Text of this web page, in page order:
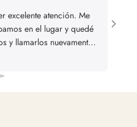
excelente atención. Me
en el lugar y quedé
y llamarlos nuevamente